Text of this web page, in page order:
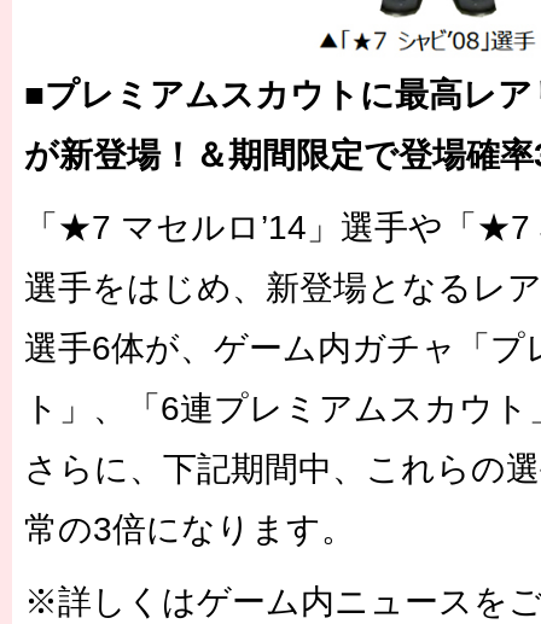
■プレミアムスカウトに最高レ
が新登場！＆期間限定で登場確
「★7 マセルロ’14」選手や「★7
選手をはじめ、新登場となるレ
選手6体が、ゲーム内ガチャ「プ
ト」、「6連プレミアムスカウ
さらに、下記期間中、これらの
常の3倍になります。
※詳しくはゲーム内ニュースを